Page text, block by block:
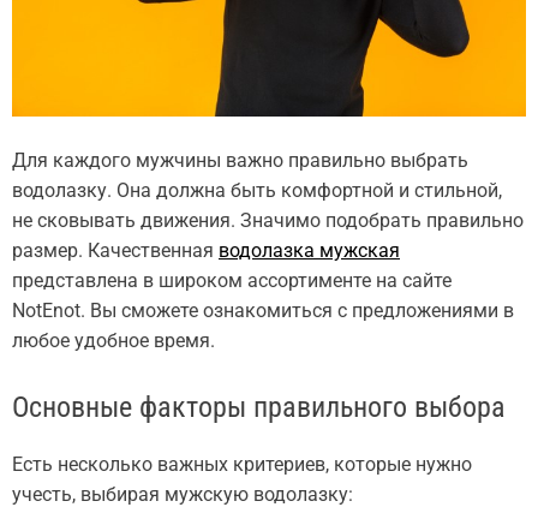
Для каждого мужчины важно правильно выбрать
водолазку. Она должна быть комфортной и стильной,
не сковывать движения. Значимо подобрать правильно
размер. Качественная водолазка мужская
представлена в широком ассортименте на сайте
NotEnot. Вы сможете ознакомиться с предложениями в
любое удобное время.
Основные факторы правильного выбора
Есть несколько важных критериев, которые нужно
учесть, выбирая мужскую водолазку: